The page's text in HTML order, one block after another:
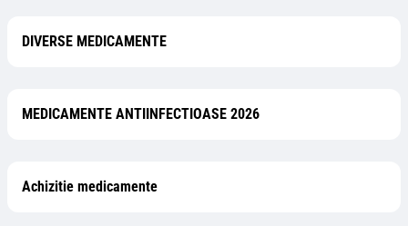
DIVERSE MEDICAMENTE
MEDICAMENTE ANTIINFECTIOASE 2026
Achizitie medicamente